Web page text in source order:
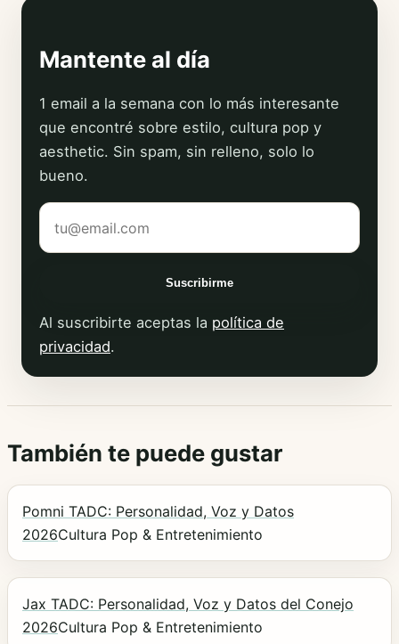
Mantente al día
1 email a la semana con lo más interesante
que encontré sobre estilo, cultura pop y
aesthetic. Sin spam, sin relleno, solo lo
bueno.
Tu correo electrónico
Suscribirme
Al suscribirte aceptas la política de
privacidad.
También te puede gustar
Pomni TADC: Personalidad, Voz y Datos
2026Cultura Pop & Entretenimiento
Jax TADC: Personalidad, Voz y Datos del Conejo
2026Cultura Pop & Entretenimiento